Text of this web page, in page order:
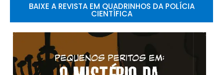
BAIXE A REVISTA EM QUADRINHOS DA POLÍCIA
CIENTÍFICA